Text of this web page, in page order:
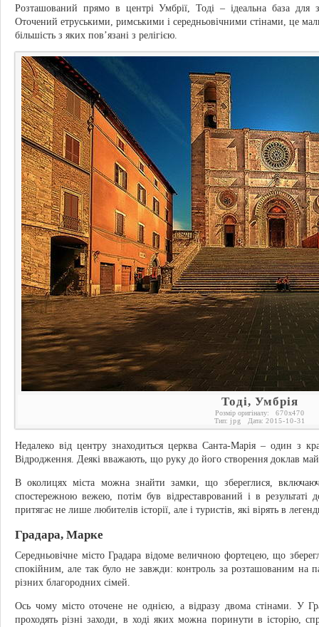
Розташований прямо в центрі Умбрії, Тоді – ідеальна база для
Оточений етруськими, римськими і середньовічними стінами, це
більшість з яких пов’язані з релігією.
Тоді, Умбрія
Розмір оригіналу: 670x470
Тип: jpg Дата: 2015-10-31
Недалеко від центру знаходиться церква Санта-Марія – один з
Відродження. Деякі вважають, що руку до його створення доклав
В околицях міста можна знайти замки, що збереглися,
спостережною вежею, потім був відреставрований і в результаті
притягає не лише любителів історії, але і туристів, які вірять в
Градара, Марке
Середньовічне місто Градара відоме величною фортецею, що
спокійним, але так було не завжди: контроль за розташованим на
різних благородних сімей.
Ось чому місто оточене не однією, а відразу двома стінами. У
проходять різні заходи, в ході яких можна поринути в історію,